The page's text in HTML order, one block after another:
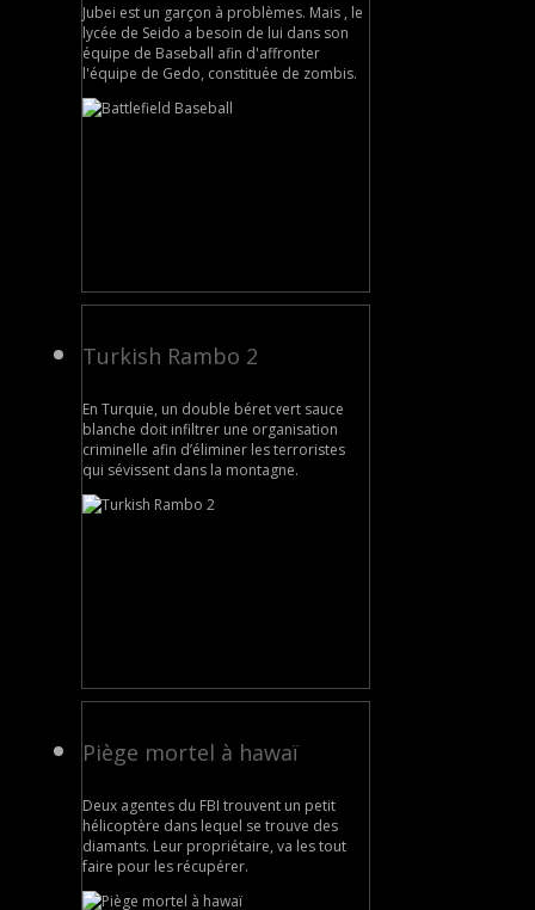
Jubei est un garçon à problèmes. Mais , le
lycée de Seido a besoin de lui dans son
équipe de Baseball afin d'affronter
l'équipe de Gedo, constituée de zombis.
Turkish Rambo 2
En Turquie, un double béret vert sauce
blanche doit infiltrer une organisation
criminelle afin d’éliminer les terroristes
qui sévissent dans la montagne.
Piège mortel à hawaï
Deux agentes du FBI trouvent un petit
hélicoptère dans lequel se trouve des
diamants. Leur propriétaire, va les tout
faire pour les récupérer.